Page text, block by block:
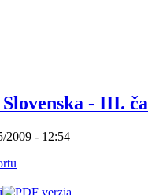
- III.
2009 - 12:54